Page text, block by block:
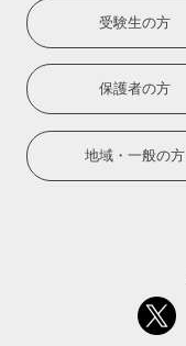
受験生の方
保護者の方
地域・一般の方